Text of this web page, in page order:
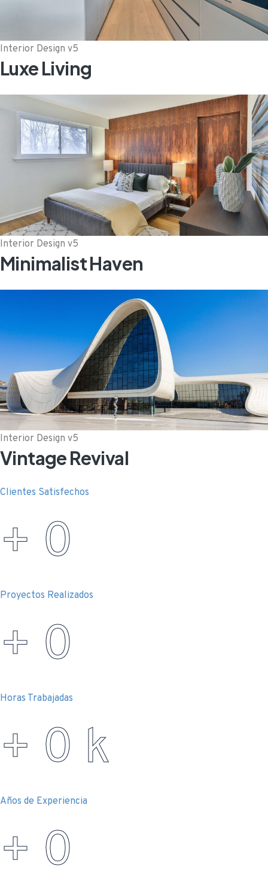
Interior Design v5
Luxe Living
Interior Design v5
Minimalist Haven
Interior Design v5
Vintage Revival
Clientes Satisfechos
+ 0
Proyectos Realizados
+ 0
Horas Trabajadas
+ 0 k
Años de Experiencia
+ 0